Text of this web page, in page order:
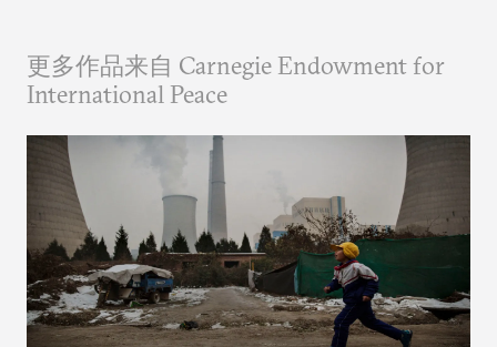
更多作品来自 Carnegie Endowment for
International Peace